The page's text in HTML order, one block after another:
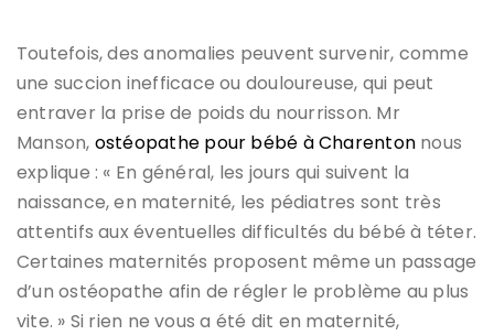
Toutefois, des anomalies peuvent survenir, comme
une succion inefficace ou douloureuse, qui peut
entraver la prise de poids du nourrisson. Mr
Manson, ostéopathe pour bébé à Charenton nous
explique : « En général, les jours qui suivent la
naissance, en maternité, les pédiatres sont très
attentifs aux éventuelles difficultés du bébé à téter.
Certaines maternités proposent même un passage
d’un ostéopathe afin de régler le problème au plus
vite. » Si rien ne vous a été dit en maternité,